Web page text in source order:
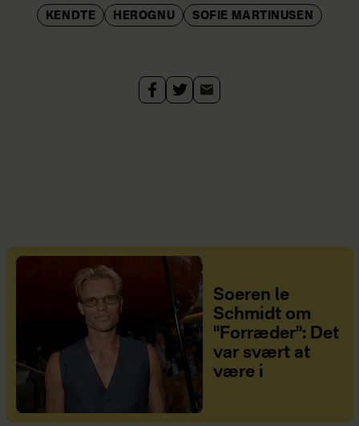
KENDTE HEROGNU SOFIE MARTINUSEN
Soeren le
Schmidt om
"Forræder": Det
var svært at
være i